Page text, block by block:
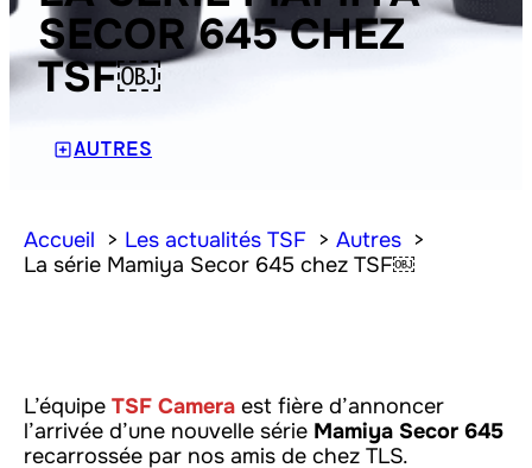
SECOR 645 CHEZ
TSF￼
AUTRES
Accueil Les actualités TSF
Autres
La série Mamiya Secor 645 chez TSF￼
L’équipe TSF Camera est fière d’annoncer
l’arrivée d’une nouvelle série Mamiya Secor 645
recarrossée par nos amis de chez TLS.